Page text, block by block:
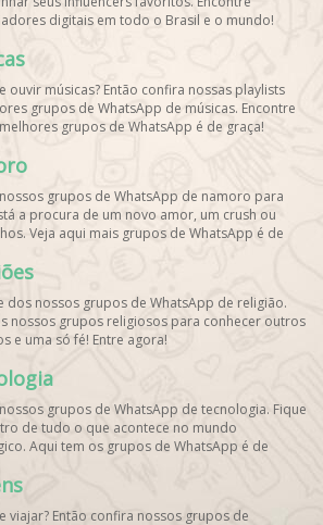
digitais em todo o Brasil e o mundo!
ouvir músicas? Então confira nossas playlists
grupos de WhatsApp de músicas. Encontre
grupos de WhatsApp é de graça!
grupos de WhatsApp de namoro para
a procura de um novo amor, um crush ou
Veja aqui mais grupos de WhatsApp é de
dos nossos grupos de WhatsApp de religião.
nossos grupos religiosos para conhecer outros
e uma só fé! Entre agora!
grupos de WhatsApp de tecnologia. Fique
de tudo o que acontece no mundo
Aqui tem os grupos de WhatsApp é de
viajar? Então confira nossos grupos de